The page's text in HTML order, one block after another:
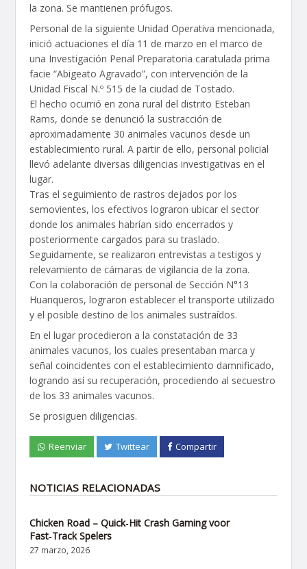
la zona. Se mantienen prófugos.
Personal de la siguiente Unidad Operativa mencionada,
inició actuaciones el día 11 de marzo en el marco de
una Investigación Penal Preparatoria caratulada prima
facie “Abigeato Agravado”, con intervención de la
Unidad Fiscal N.º 515 de la ciudad de Tostado.
El hecho ocurrió en zona rural del distrito Esteban
Rams, donde se denunció la sustracción de
aproximadamente 30 animales vacunos desde un
establecimiento rural. A partir de ello, personal policial
llevó adelante diversas diligencias investigativas en el
lugar.
Tras el seguimiento de rastros dejados por los
semovientes, los efectivos lograron ubicar el sector
donde los animales habrían sido encerrados y
posteriormente cargados para su traslado.
Seguidamente, se realizaron entrevistas a testigos y
relevamiento de cámaras de vigilancia de la zona.
Con la colaboración de personal de Sección N°13
Huanqueros, lograron establecer el transporte utilizado
y el posible destino de los animales sustraídos.
En el lugar procedieron a la constatación de 33
animales vacunos, los cuales presentaban marca y
señal coincidentes con el establecimiento damnificado,
logrando así su recuperación, procediendo al secuestro
de los 33 animales vacunos.
Se prosiguen diligencias.
Reenviar Twittear Compartir
NOTICIAS RELACIONADAS
Chicken Road – Quick‑Hit Crash Gaming voor
Fast‑Track Spelers
27 marzo, 2026